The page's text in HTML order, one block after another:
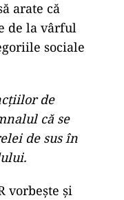
arate că
de la vârful
sociale
de
că se
de sus în
vorbește și